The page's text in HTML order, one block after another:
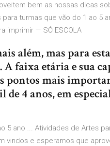
bem as nossas dicas
turmas que vão do 1 ao 5
imprimir — SÓ ESCOLA
além, mas para
faixa etária e sua
pontos mais
4 anos, em
5 ano ... Atividades de Artes
vindos e esperamos que